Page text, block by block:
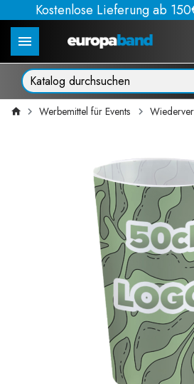
Kostenlose Lieferung ab
Werbemittel für Events